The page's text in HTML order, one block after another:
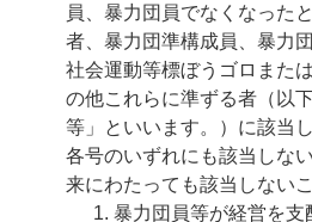
員、暴力団員でなくなった
者、暴力団準構成員、暴力
社会運動等標ぼうゴロまた
の他これらに準ずる者（以
等」といいます。）に該当
各号のいずれにも該当しな
来にわたっても該当しない
暴力団員等が経営を支